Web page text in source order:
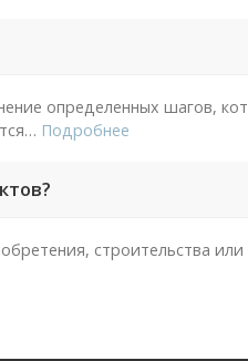
определенных шагов,
… Подробнее
строительства